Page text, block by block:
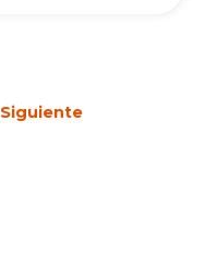
Siguiente